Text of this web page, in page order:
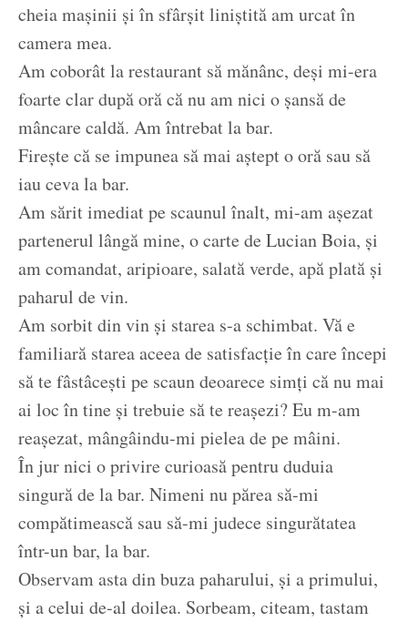
cheia maşinii şi în sfârşit liniştită am urcat în
camera mea.
Am coborât la restaurant să mănânc, deşi mi-era
foarte clar după oră că nu am nici o şansă de
mâncare caldă. Am întrebat la bar.
Fireşte că se impunea să mai aştept o oră sau să
iau ceva la bar.
Am sărit imediat pe scaunul înalt, mi-am aşezat
partenerul lângă mine, o carte de Lucian Boia, şi
am comandat, aripioare, salată verde, apă plată şi
paharul de vin.
Am sorbit din vin şi starea s-a schimbat. Vă e
familiară starea aceea de satisfacţie în care începi
să te fâstâceşti pe scaun deoarece simţi că nu mai
ai loc în tine şi trebuie să te reaşezi? Eu m-am
reaşezat, mângâindu-mi pielea de pe mâini.
În jur nici o privire curioasă pentru duduia
singură de la bar. Nimeni nu părea să-mi
compătimească sau să-mi judece singurătatea
într-un bar, la bar.
Observam asta din buza paharului, şi a primului,
şi a celui de-al doilea. Sorbeam, citeam, tastam